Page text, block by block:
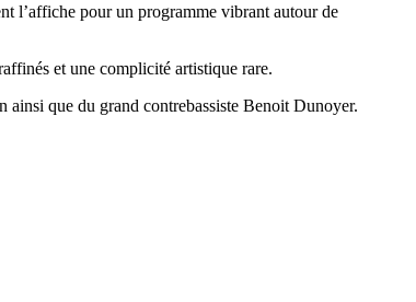
l’affiche pour un programme vibrant autour de
et une complicité artistique rare.
ainsi que du grand contrebassiste Benoit Dunoyer.